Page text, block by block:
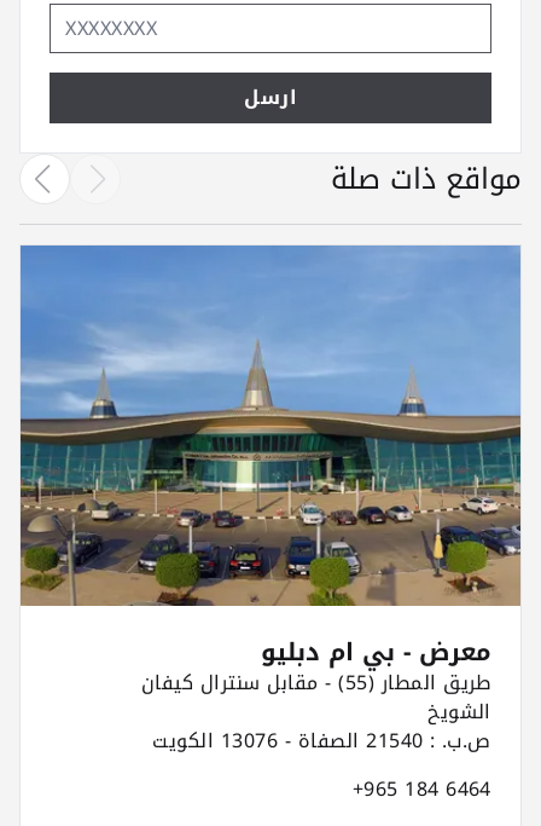
ارسل
مواقع ذات صلة
معرض - بي ام دبليو
طريق المطار (55) - مقابل سنترال كيفان
الشويخ
ص.ب. : 21540 الصفاة - 13076 الكويت
+965 184 6464